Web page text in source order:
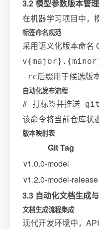
3.2 模型参数版本管
在机器学习项目中，
标签命名规范
采用语义化版本命名
-rc后缀用于候选版
自动化发布流程
# 打标签并推
该命令将当前仓库状
版本映射表
Git Tag
v1.0.0-model
v1.2.0-model-release
3.3 自动化文档生成
文档生成流程集成
现代开发环境中，